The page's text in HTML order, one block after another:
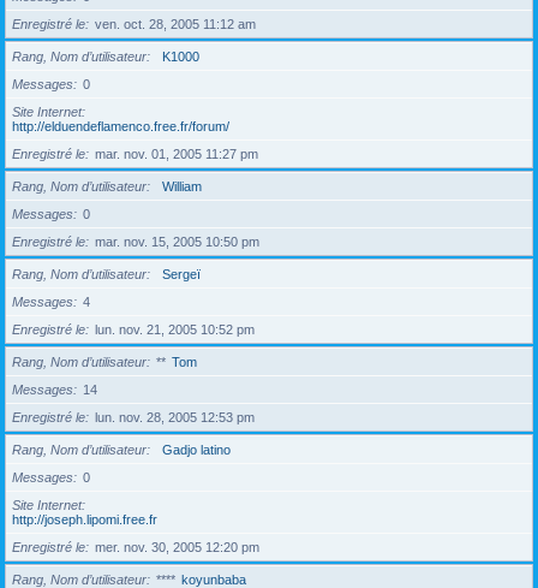
Enregistré le
ven. oct. 28, 2005 11:12 am
Rang, Nom d’utilisateur
K1000
Messages
0
Site Internet
http://elduendeflamenco.free.fr/forum/
Enregistré le
mar. nov. 01, 2005 11:27 pm
Rang, Nom d’utilisateur
William
Messages
0
Enregistré le
mar. nov. 15, 2005 10:50 pm
Rang, Nom d’utilisateur
Sergeï
Messages
4
Enregistré le
lun. nov. 21, 2005 10:52 pm
Rang, Nom d’utilisateur ** Tom
Messages
14
Enregistré le
lun. nov. 28, 2005 12:53 pm
Rang, Nom d’utilisateur
Gadjo latino
Messages
0
Site Internet
http://joseph.lipomi.free.fr
Enregistré le
mer. nov. 30, 2005 12:20 pm
Rang, Nom d’utilisateur **** koyunbaba